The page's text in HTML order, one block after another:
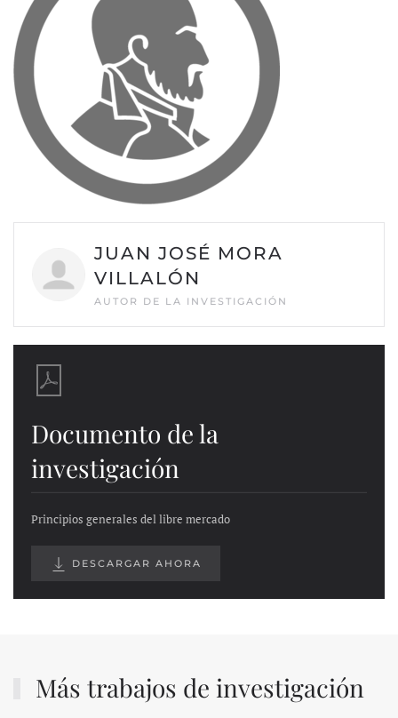
JUAN JOSÉ MORA
VILLALÓN
AUTOR DE LA INVESTIGACIÓN
Documento de la
investigación
Principios generales del libre mercado
DESCARGAR AHORA
Más trabajos de investigación